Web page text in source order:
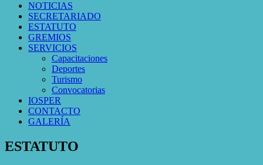
NOTICIAS
SECRETARIADO
ESTATUTO
GREMIOS
SERVICIOS
Capacitaciones
Deportes
Turismo
Convocatorias
IOSPER
CONTACTO
GALERÍA
ESTATUTO